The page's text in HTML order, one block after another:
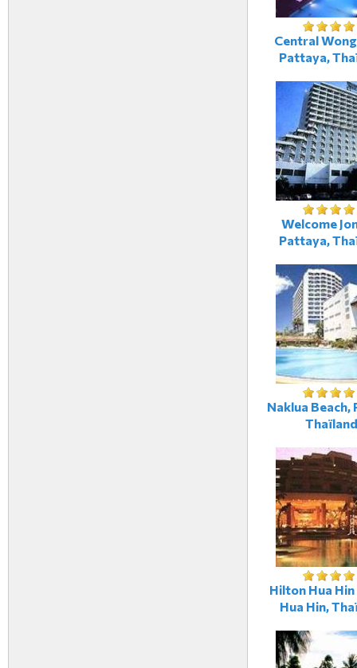
Central
Pattaya,
Welcome
Pattaya,
Naklua Beach,
Hilton Hua
Hua Hin,